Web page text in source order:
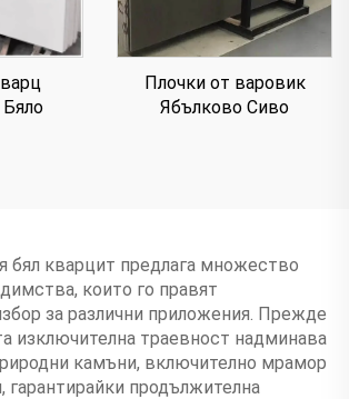
Плочки от варовик
Ябълково Сиво
бял кварцит предлага множество
които го правят
за различни приложения. Прежде
изключителна траевност надминава
камъни, включително мрамор
гарантирайки продължителна